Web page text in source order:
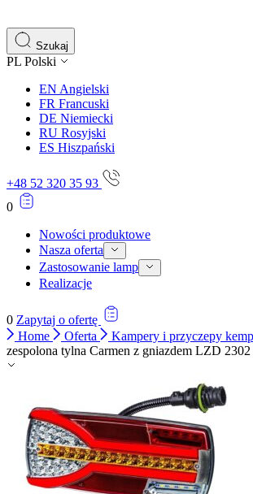
Szukaj
PL Polski
EN Angielski
FR Francuski
DE Niemiecki
RU Rosyjski
ES Hiszpański
+48 52 320 35 93
0
Nowości produktowe
Nasza oferta
Zastosowanie lamp
Realizacje
0 Zapytaj o ofertę
Home
Oferta Kampery i przyczepy
zespolona tylna Carmen z gniazdem LZD 2302
istotne i interesujące dla
Nieklasyfikowane
Nieklasyfikowane pliki cookie, to